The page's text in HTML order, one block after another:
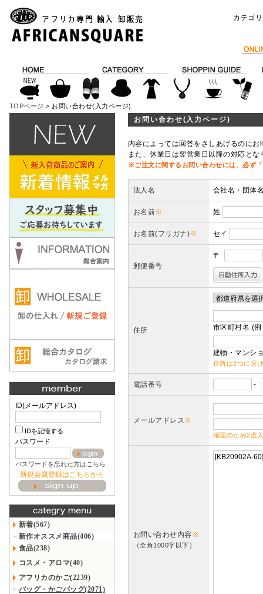
カテゴ
TOPページ > お問い合わせ(入力ページ)
ID(メールアドレス)
IDを記憶する
パスワード
パスワードを忘れた方はこちら
新規会員登録はこちらから
新着(567)
新作オススメ商品(406)
食品(238)
コスメ・アロマ(40)
アフリカのかご(2239)
バッグ・かごバッグ(2071)
お問い合わせ(入力ページ)
内容によっては回答をさしあげるのに
また、休業日は翌営業日以降の対応と
※ご注文に関するお問い合わせには、必ず
法人名 会社名・団体
お名前※ 姓
お名前(フリガナ)※ セイ
郵便番号
〒
住所 市区町村名 (
建物・マンシ
住所は2つに分
電話番号 -
メールアドレス※
確認のため2度
お問い合わせ内容※
（全角1000字以下）